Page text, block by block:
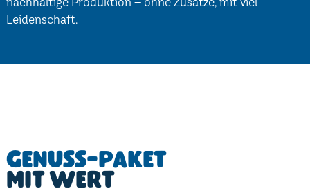
Leidenschaft.
Genuss-Paket
mit Wert